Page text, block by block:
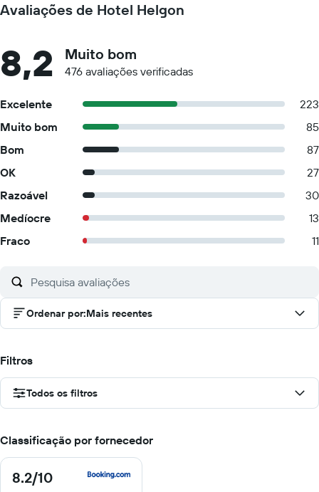
Avaliações de Hotel Helgon
8,2 Muito bom
476 avaliações verificadas
Excelente
223
Muito bom
85
Bom
87
OK
27
Razoável
30
Medíocre
13
Fraco
11
Ordenar por:Mais recentes
Filtros
Todos os filtros
Classificação por fornecedor
8.2/10
8.2